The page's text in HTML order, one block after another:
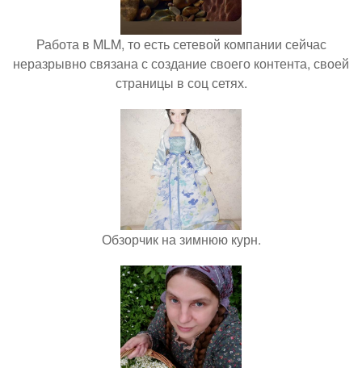
Работа в MLM, то есть сетевой компании сейчас
неразрывно связана с создание своего контента, своей
страницы в соц сетях.
Обзорчик на зимнюю курн.